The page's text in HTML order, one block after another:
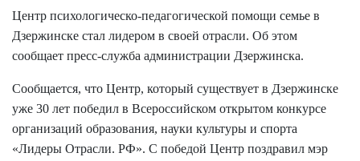
Центр психологическо-педагогической помощи семье в
Дзержинске стал лидером в своей отрасли. Об этом
сообщает пресс-служба администрации Дзержинска.
Сообщается, что Центр, который существует в Дзержинске
уже 30 лет победил в Всероссийском открытом конкурсе
организаций образования, науки культуры и спорта
«Лидеры Отрасли. РФ». С победой Центр поздравил мэр